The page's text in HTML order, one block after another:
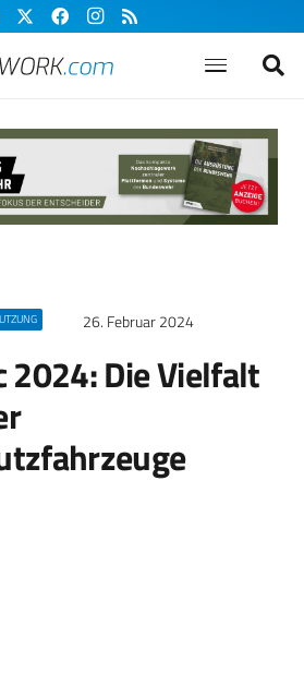
26. Februar 2024
2024: Die Vielfalt